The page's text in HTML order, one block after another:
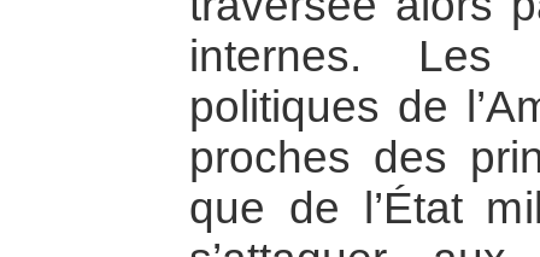
internes. Les
politiques de
proches des
que de l’État